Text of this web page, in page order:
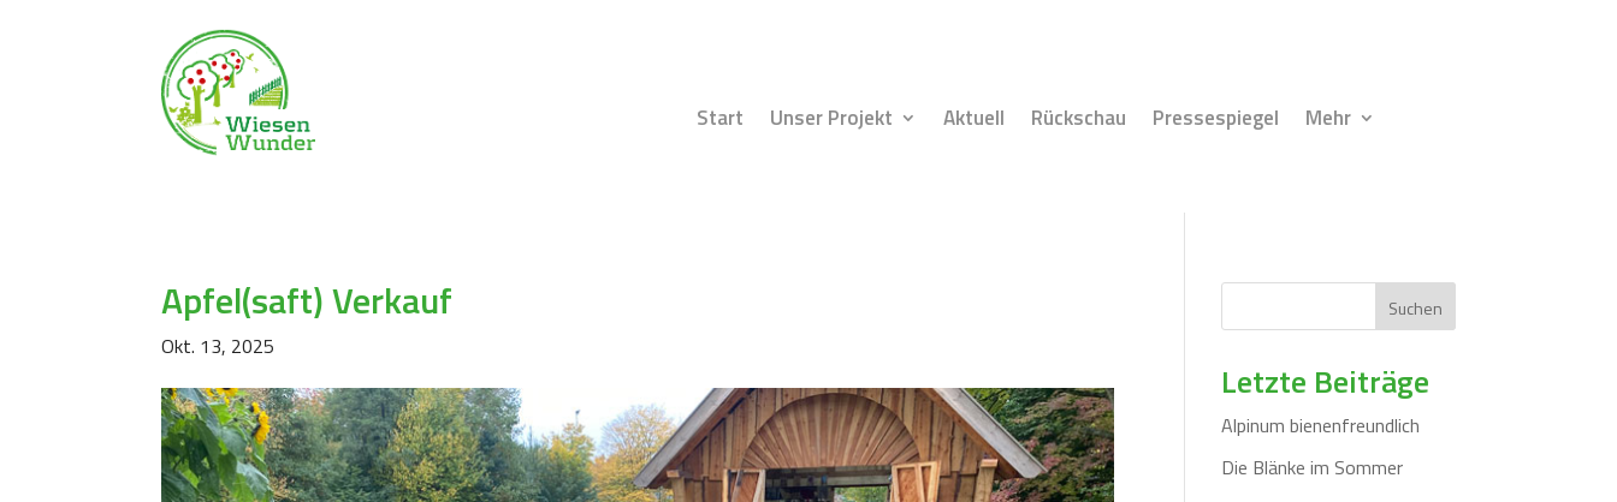
Start Unser Projekt Aktuell Rückschau Pressespiegel Mehr
Apfel(saft) Verkauf
Okt. 13, 2025
Suchen
Letzte Beiträge
Alpinum bienenfreundlich
Die Blänke im Sommer